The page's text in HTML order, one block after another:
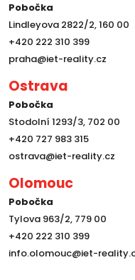
Pobočka
Lindleyova 2822/2, 160 00
+420 222 310 399
praha@iet-reality.cz
Ostrava
Pobočka
Stodolní 1293/3, 702 00
+420 727 983 315
ostrava@iet-reality.cz
Olomouc
Pobočka
Tylova 963/2, 779 00
+420 222 310 399
info.olomouc@iet-